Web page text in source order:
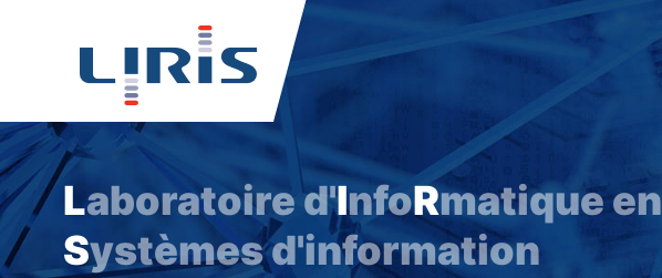
Laboratoire d'InfoRmatique en
Systèmes d'information